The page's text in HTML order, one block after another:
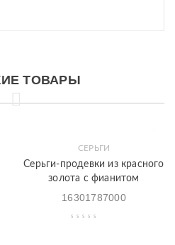
ТОВАРЫ
СЕРЬГИ
Серьги-продевки из красного
золота с фианитом
16301787000